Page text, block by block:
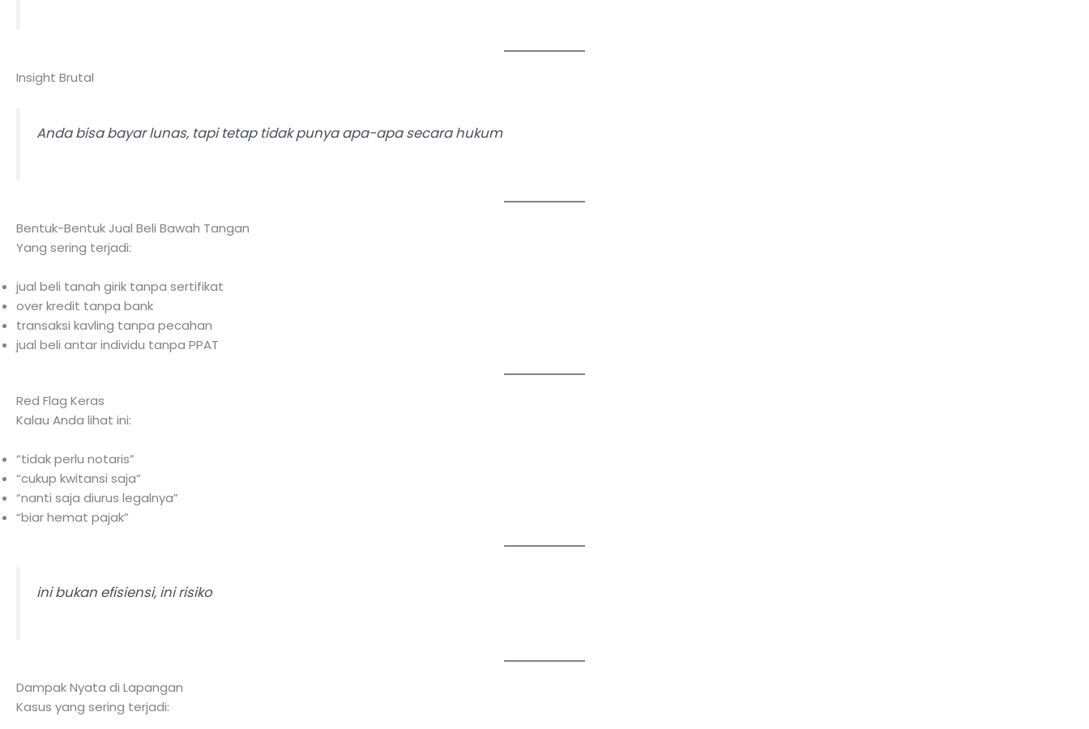
Insight Brutal
Anda bisa bayar lunas, tapi tetap tidak punya apa-apa secara hukum
Bentuk-Bentuk Jual Beli Bawah Tangan
Yang sering terjadi:
jual beli tanah girik tanpa sertifikat
over kredit tanpa bank
transaksi kavling tanpa pecahan
jual beli antar individu tanpa PPAT
Red Flag Keras
Kalau Anda lihat ini:
“tidak perlu notaris”
“cukup kwitansi saja”
“nanti saja diurus legalnya”
“biar hemat pajak”
ini bukan efisiensi, ini risiko
Dampak Nyata di Lapangan
Kasus yang sering terjadi: